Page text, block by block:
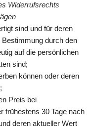
Widerrufsrechts
sind und für deren
Bestimmung durch den
auf die persönlichen
sind;
können oder deren
Preis bei
frühestens 30 Tage nach
deren aktueller Wert